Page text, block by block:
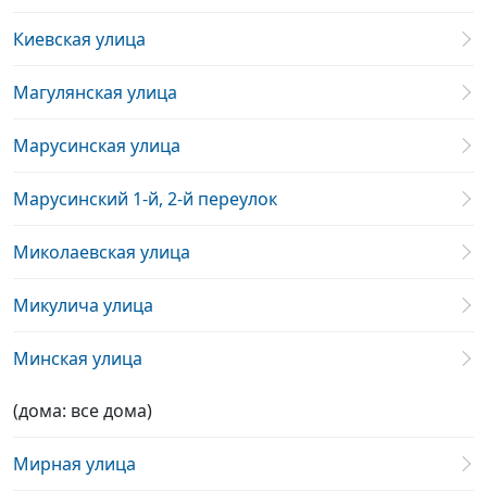
Киевская улица
Магулянская улица
Марусинская улица
Марусинский 1-й, 2-й переулок
Миколаевская улица
Микулича улица
Минская улица
(дома: все дома)
Мирная улица